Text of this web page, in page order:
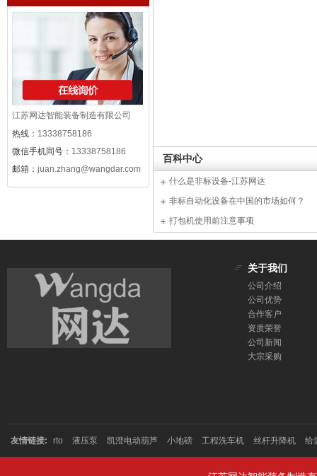
江苏网达智能装备制造有限公司
热线： 13338758186
微信手机同号： 13338758186
邮箱： juan.zhang@wangdar.com
百科中心
什么是非标设备-江苏网达
非标自动化设备在中国的市场如何？
打包机使用前注意事项
关于我们
公司介绍
公司优势
合作客户
资质荣誉
公司新闻
大宗采购
友情链接: rto 液压泵 凯澄电动葫芦 小地磅 工程洗车机 丝杆升降机 给